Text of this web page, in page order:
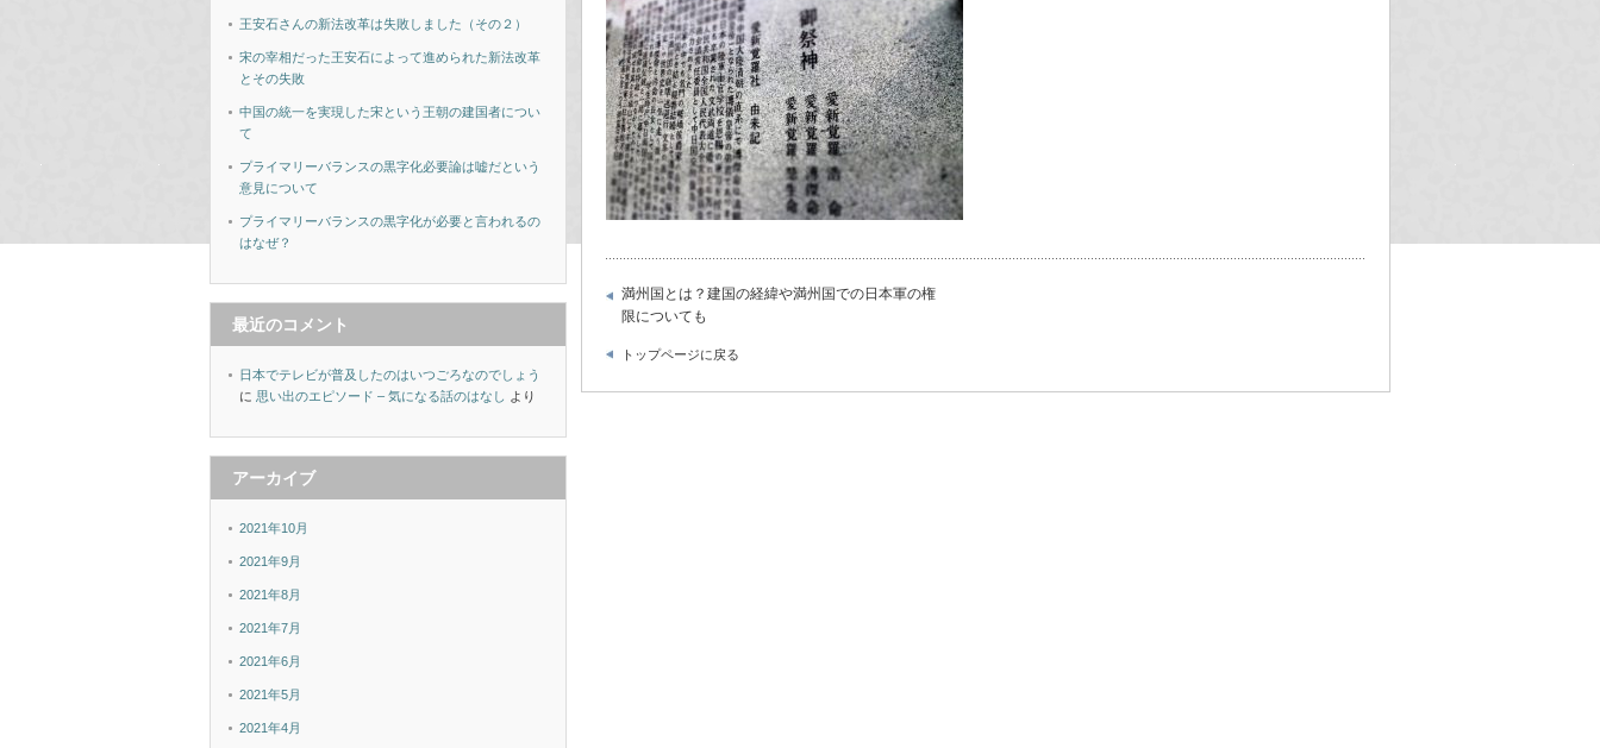
満州国とは？建国の経緯や満州国での日本軍の権
限についても
トップページに戻る
王安石さんの新法改革は失敗しました（その２）
宋の宰相だった王安石によって進められた新法改革
とその失敗
中国の統一を実現した宋という王朝の建国者につい
て
プライマリーバランスの黒字化必要論は嘘だという
意見について
プライマリーバランスの黒字化が必要と言われるの
はなぜ？
最近のコメント
日本でテレビが普及したのはいつごろなのでしょう
に 思い出のエピソード – 気になる話のはなし より
アーカイブ
2021年10月
2021年9月
2021年8月
2021年7月
2021年6月
2021年5月
2021年4月